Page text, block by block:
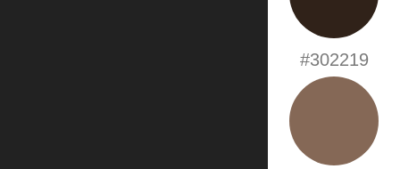
#302219